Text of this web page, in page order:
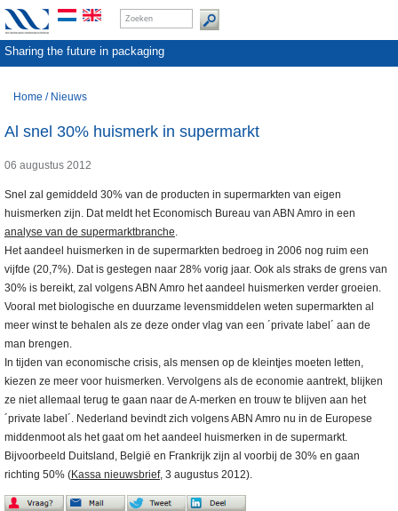
Sharing the future in packaging
Home / Nieuws
Al snel 30% huismerk in supermarkt
06 augustus 2012
Snel zal gemiddeld 30% van de producten in supermarkten van eigen
huismerken zijn. Dat meldt het Economisch Bureau van ABN Amro in een
analyse van de supermarktbranche.
Het aandeel huismerken in de supermarkten bedroeg in 2006 nog ruim een
vijfde (20,7%). Dat is gestegen naar 28% vorig jaar. Ook als straks de grens van
30% is bereikt, zal volgens ABN Amro het aandeel huismerken verder groeien.
Vooral met biologische en duurzame levensmiddelen weten supermarkten al
meer winst te behalen als ze deze onder vlag van een ´private label´ aan de
man brengen.
In tijden van economische crisis, als mensen op de kleintjes moeten letten,
kiezen ze meer voor huismerken. Vervolgens als de economie aantrekt, blijken
ze niet allemaal terug te gaan naar de A-merken en trouw te blijven aan het
´private label´. Nederland bevindt zich volgens ABN Amro nu in de Europese
middenmoot als het gaat om het aandeel huismerken in de supermarkt.
Bijvoorbeeld Duitsland, België en Frankrijk zijn al voorbij de 30% en gaan
richting 50% (Kassa nieuwsbrief, 3 augustus 2012).